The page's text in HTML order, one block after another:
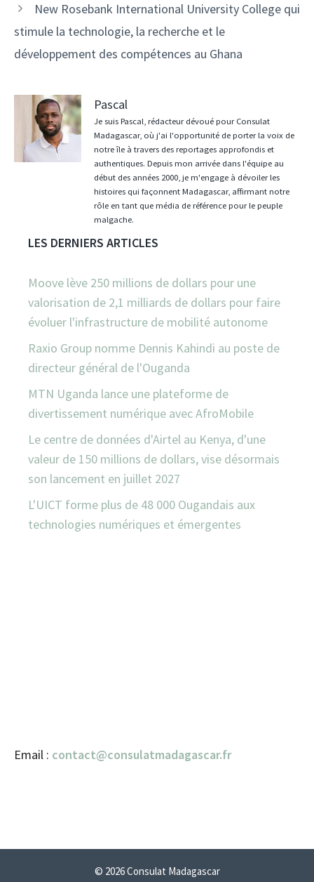
New Rosebank International University College qui
stimule la technologie, la recherche et le
développement des compétences au Ghana
Pascal
Je suis Pascal, rédacteur dévoué pour Consulat
Madagascar, où j'ai l'opportunité de porter la voix de
notre île à travers des reportages approfondis et
authentiques. Depuis mon arrivée dans l'équipe au
début des années 2000, je m'engage à dévoiler les
histoires qui façonnent Madagascar, affirmant notre
rôle en tant que média de référence pour le peuple
malgache.
LES DERNIERS ARTICLES
Moove lève 250 millions de dollars pour une
valorisation de 2,1 milliards de dollars pour faire
évoluer l'infrastructure de mobilité autonome
Raxio Group nomme Dennis Kahindi au poste de
directeur général de l'Ouganda
MTN Uganda lance une plateforme de
divertissement numérique avec AfroMobile
Le centre de données d'Airtel au Kenya, d'une
valeur de 150 millions de dollars, vise désormais
son lancement en juillet 2027
L'UICT forme plus de 48 000 Ougandais aux
technologies numériques et émergentes
Email : contact@consulatmadagascar.fr
© 2026 Consulat Madagascar